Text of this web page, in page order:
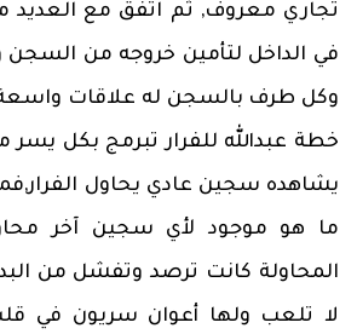
تجاري معروف, ثم اتفق مع العديد
في الداخل لتأمين خروجه من السجن
وكل طرف بالسجن له علاقات واسعة
خطة عبدالله للفرار تبرمج بكل يسر
يشاهده سجين عادي يحاول
ما هو موجود لأي سجين آخر
المحاولة كانت ترصد وتفشل من
لا تلعب ولها أعوان سريون في قلب